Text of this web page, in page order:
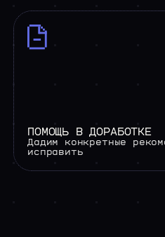
ПОМОЩЬ В ДОРАБОТКЕ
Дадим конкретные
исправить